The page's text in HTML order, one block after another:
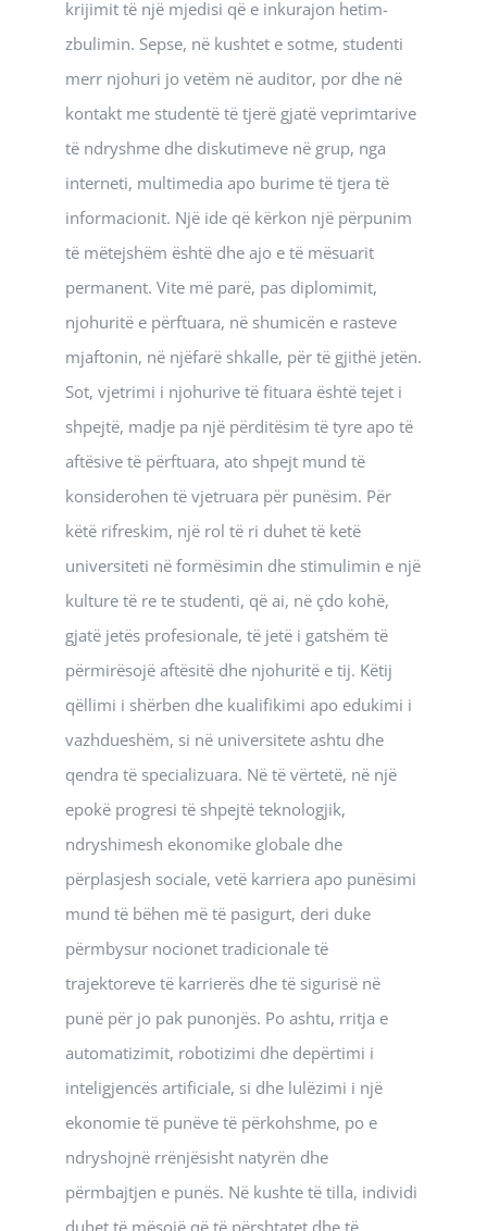
krijimit të një mjedisi që e inkurajon hetim-
zbulimin. Sepse, në kushtet e sotme, studenti
merr njohuri jo vetëm në auditor, por dhe në
kontakt me studentë të tjerë gjatë veprimtarive
të ndryshme dhe diskutimeve në grup, nga
interneti, multimedia apo burime të tjera të
informacionit. Një ide që kërkon një përpunim
të mëtejshëm është dhe ajo e të mësuarit
permanent. Vite më parë, pas diplomimit,
njohuritë e përftuara, në shumicën e rasteve
mjaftonin, në njëfarë shkalle, për të gjithë jetën.
Sot, vjetrimi i njohurive të fituara është tejet i
shpejtë, madje pa një përditësim të tyre apo të
aftësive të përftuara, ato shpejt mund të
konsiderohen të vjetruara për punësim. Për
këtë rifreskim, një rol të ri duhet të ketë
universiteti në formësimin dhe stimulimin e një
kulture të re te studenti, që ai, në çdo kohë,
gjatë jetës profesionale, të jetë i gatshëm të
përmirësojë aftësitë dhe njohuritë e tij. Këtij
qëllimi i shërben dhe kualifikimi apo edukimi i
vazhdueshëm, si në universitete ashtu dhe
qendra të specializuara. Në të vërtetë, në një
epokë progresi të shpejtë teknologjik,
ndryshimesh ekonomike globale dhe
përplasjesh sociale, vetë karriera apo punësimi
mund të bëhen më të pasigurt, deri duke
përmbysur nocionet tradicionale të
trajektoreve të karrierës dhe të sigurisë në
punë për jo pak punonjës. Po ashtu, rritja e
automatizimit, robotizimi dhe depërtimi i
inteligjencës artificiale, si dhe lulëzimi i një
ekonomie të punëve të përkohshme, po e
ndryshojnë rrënjësisht natyrën dhe
përmbajtjen e punës. Në kushte të tilla, individi
duhet të mësojë që të përshtatet dhe të